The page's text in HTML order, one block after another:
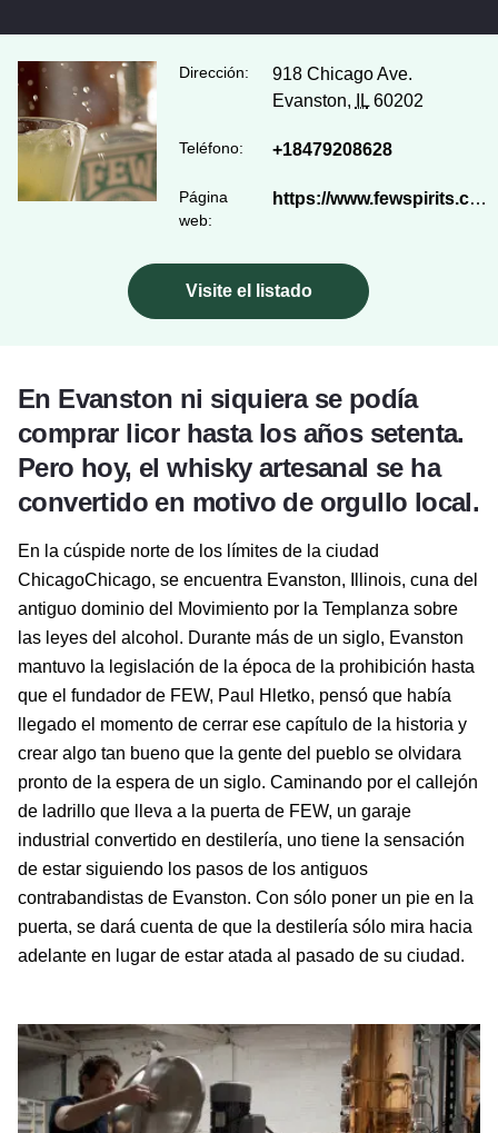
Dirección:
918 Chicago Ave.
Evanston,
IL60202
Teléfono: +18479208628
Página
web:
https://www.fewspirits.com/
Visite el listado
En Evanston ni siquiera se podía
comprar licor hasta los años setenta.
Pero hoy, el whisky artesanal se ha
convertido en motivo de orgullo local.
En la cúspide norte de los límites de la ciudad
ChicagoChicago, se encuentra Evanston, Illinois, cuna del
antiguo dominio del Movimiento por la Templanza sobre
las leyes del alcohol. Durante más de un siglo, Evanston
mantuvo la legislación de la época de la prohibición hasta
que el fundador de FEW, Paul Hletko, pensó que había
llegado el momento de cerrar ese capítulo de la historia y
crear algo tan bueno que la gente del pueblo se olvidara
pronto de la espera de un siglo. Caminando por el callejón
de ladrillo que lleva a la puerta de FEW, un garaje
industrial convertido en destilería, uno tiene la sensación
de estar siguiendo los pasos de los antiguos
contrabandistas de Evanston. Con sólo poner un pie en la
puerta, se dará cuenta de que la destilería sólo mira hacia
adelante en lugar de estar atada al pasado de su ciudad.